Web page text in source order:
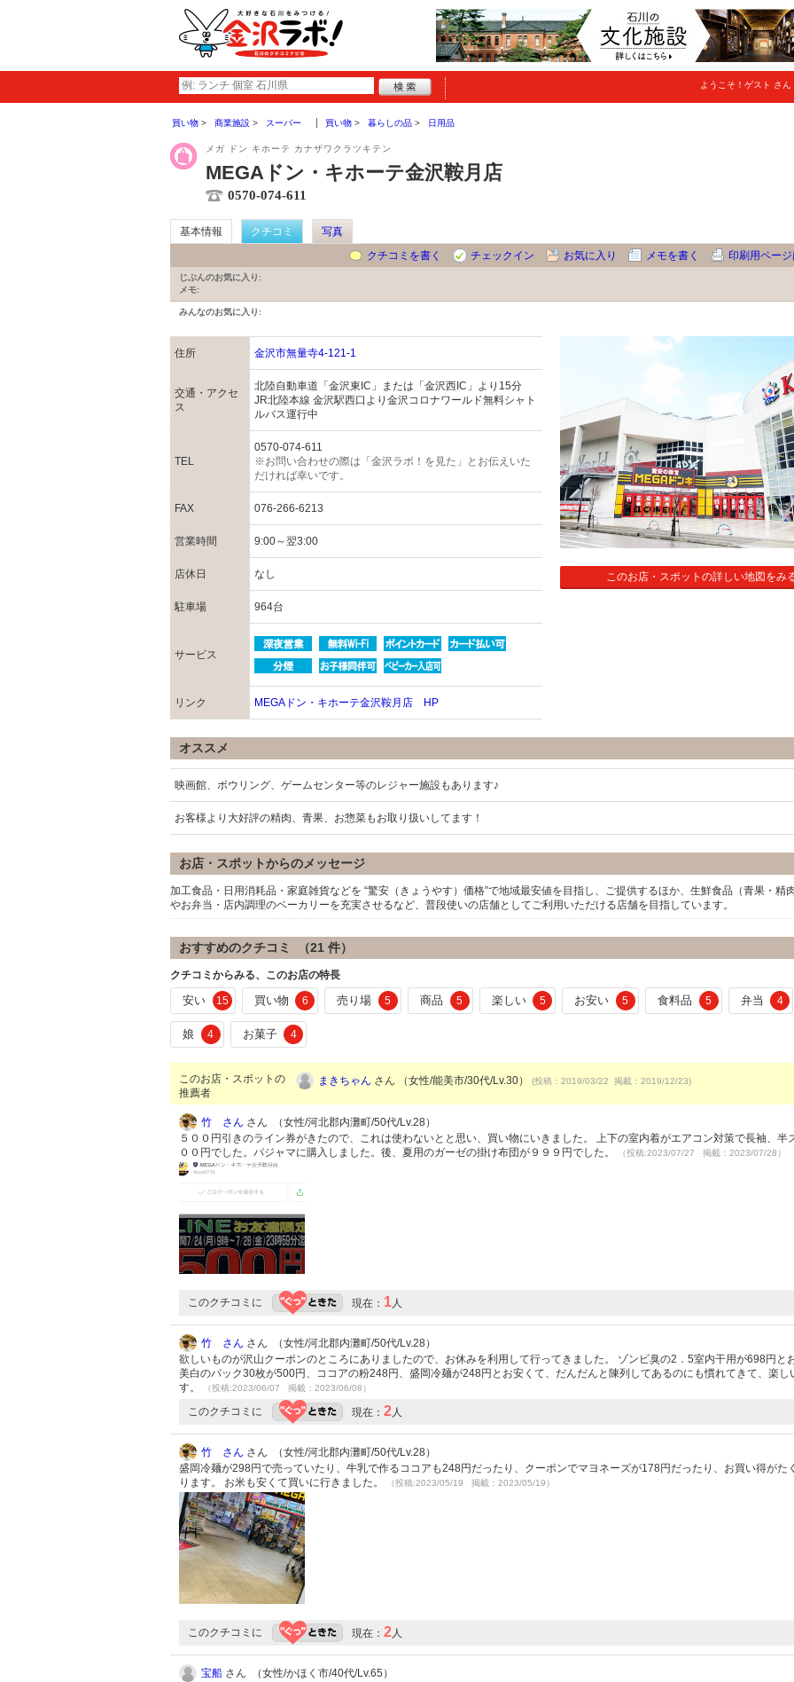
ようこそ！ ゲスト さん
買い物 商業施設 スーパー 買い物 暮らしの品 日用品
メガ ドン キホーテ カナザワクラツキテン
MEGAドン・キホーテ金沢鞍月店
0570-074-611
基本情報 クチコミ
写真
クチコミを書く
チェックイン お気に入り メモを書く 印刷用ページ
じぶんのお気に入り:
メモ:
みんなのお気に入り:
住所 金沢市無量寺4-121-1
交通・アクセ
ス
北陸自動車道「金沢東IC」または「金沢西IC」より15分
JR北陸本線 金沢駅西口より金沢コロナワールド無料シャト
ルバス運行中
TEL
0570-074-611
※お問い合わせの際は「金沢ラボ！を見た」とお伝えいた
だければ幸いです。
FAX 076-266-6213
営業時間 9:00～翌3:00
店休日 なし
駐車場 964台
サービス
リンク MEGAドン・キホーテ金沢鞍月店 HP
このお店・スポットの詳しい地図をみ
オススメ
映画館、ボウリング、ゲームセンター等のレジャー施設もあります♪
お客様より大好評の精肉、青果、お惣菜もお取り扱いしてます！
お店・スポットからのメッセージ
加工食品・日用消耗品・家庭雑貨などを “驚安（きょうやす）価格”で地域最安値を目指し、ご提供するほか、生鮮食品（青果・精肉
やお弁当・店内調理のベーカリーを充実させるなど、普段使いの店舗としてご利用いただける店舗を目指しています。
おすすめのクチコミ （21 件）
クチコミからみる、このお店の特長
安い 15 買い物 6 売り場 5 商品 5 楽しい 5 お安い 5 食料品 5 弁当 4
娘 4 お菓子 4
このお店・スポットの
推薦者
まきちゃん さん （女性/能美市/30代/Lv.30） (投稿：2019/03/22 掲載：2019/12/23)
竹 さん さん （女性/河北郡内灘町/50代/Lv.28）
５００円引きのライン券がきたので、これは使わないとと思い、買い物にいきました。 上下の室内着がエアコン対策で長袖、半
００円でした。パジャマに購入しました。後、夏用のガーゼの掛け布団が９９９円でした。
（投稿:2023/07/27 掲載：2023/07/28）
このクチコミに 現在： 1人
竹 さん さん （女性/河北郡内灘町/50代/Lv.28）
欲しいものが沢山クーポンのところにありましたので、お休みを利用して行ってきました。 ゾンビ臭の2．5室内干用が698円とお
美白のパック30枚が500円、ココアの粉248円、盛岡冷麺が248円とお安くて、だんだんと陳列してあるのにも慣れてきて、楽し
す。
（投稿:2023/06/07 掲載：2023/06/08）
このクチコミに 現在： 2人
竹 さん さん （女性/河北郡内灘町/50代/Lv.28）
盛岡冷麺が298円で売っていたり、牛乳で作るココアも248円だったり、クーポンでマヨネーズが178円だったり、お買い得がた
ります。 お米も安くて買いに行きました。
（投稿:2023/05/19 掲載：2023/05/19）
このクチコミに 現在： 2人
宝船 さん （女性/かほく市/40代/Lv.65）